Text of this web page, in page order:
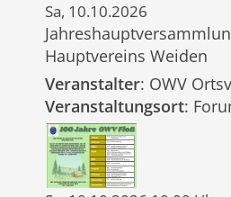
Sa, 10.10.2026
Hauptvereins Weiden
Veranstalter: OWV
Veranstaltungsort: